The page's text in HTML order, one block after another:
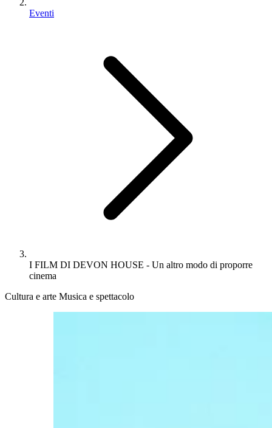
Eventi
I FILM DI DEVON HOUSE - Un altro modo di proporre
cinema
Cultura e arte Musica e spettacolo